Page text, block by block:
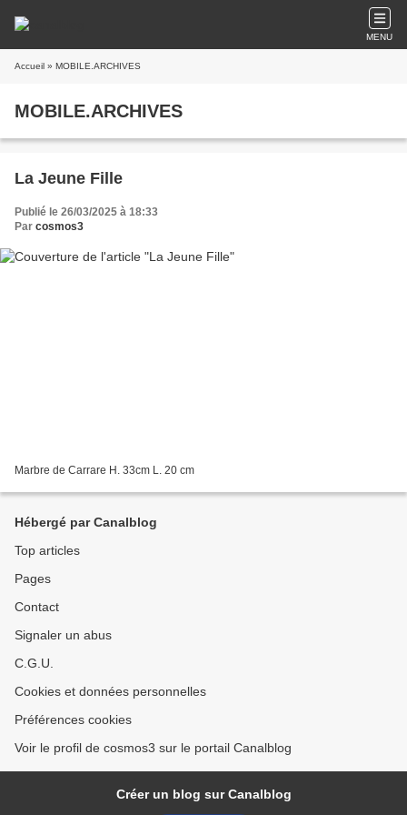
MENU
Accueil » MOBILE.ARCHIVES
MOBILE.ARCHIVES
La Jeune Fille
Publié le 26/03/2025 à 18:33
Par cosmos3
Marbre de Carrare H. 33cm L. 20 cm
Hébergé par Canalblog
Top articles
Pages
Contact
Signaler un abus
C.G.U.
Cookies et données personnelles
Préférences cookies
Voir le profil de cosmos3 sur le portail Canalblog
Créer un blog sur Canalblog